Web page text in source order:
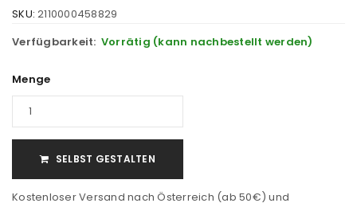
SKU: 2110000458829
Verfügbarkeit: Vorrätig (kann nachbestellt werden)
Menge
SELBST GESTALTEN
Kostenloser Versand nach Österreich (ab 50€) und